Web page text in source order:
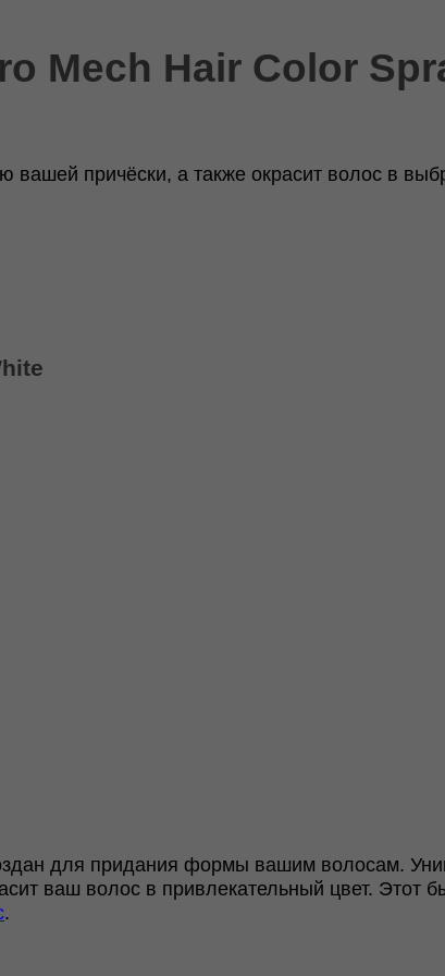
Mech Hair Color
вашей причёски, а также окрасит волос в
для придания формы вашим волосам.
ваш волос в привлекательный цвет. Этот
.